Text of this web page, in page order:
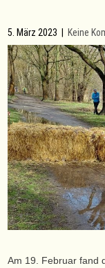
5. März 2023 Keine
Am 19. Februar fand